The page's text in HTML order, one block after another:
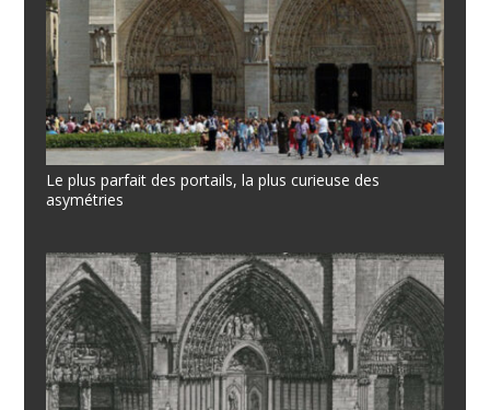
Le plus parfait des portails, la plus curieuse des
asymétries